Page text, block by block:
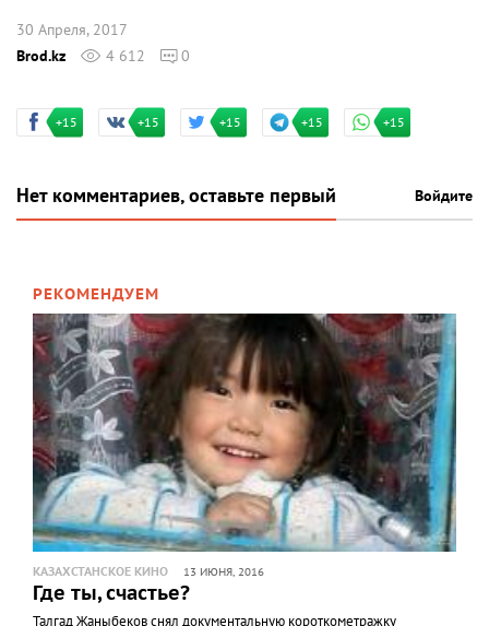
30 Апреля, 2017
Brod.kz
4 612 0
+15 +15 +15 +15 +15
Нет комментариев, оставьте первый Войдите
РЕКОМЕНДУЕМ
КАЗАХСТАНСКОЕ КИНО 13 ИЮНЯ, 2016
Где ты, счастье?
Талгад Жаныбеков снял документальную короткометражку